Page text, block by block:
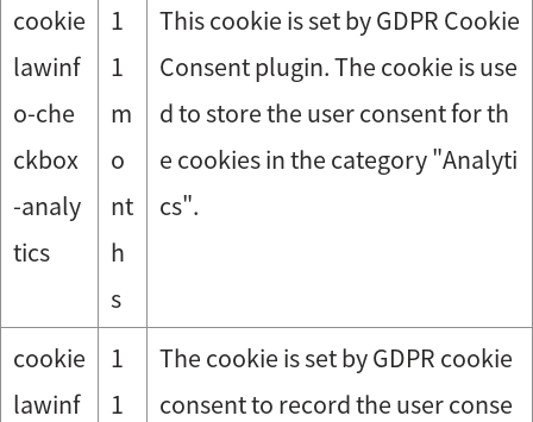
cookie
lawinf
o-che
ckbox
-analy
tics
1
1
m
o
nt
h
s
This cookie is set by GDPR Cookie
Consent plugin. The cookie is use
d to store the user consent for th
e cookies in the category "Analyti
cs".
cookie
lawinf
1
1
The cookie is set by GDPR cookie
consent to record the user conse